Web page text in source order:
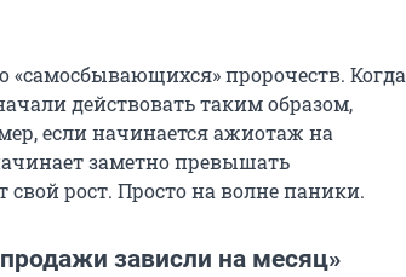
пророчеств. Когда
действовать таким образом,
если начинается ажиотаж на
заметно превышать
рост. Просто на волне паники.
зависли на месяц»